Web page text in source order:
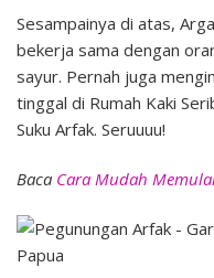
Sesampainya di atas,
bekerja sama dengan
sayur. Pernah juga
tinggal di Rumah Kaki
Suku Arfak. Seruuuu!
Baca Cara Mudah